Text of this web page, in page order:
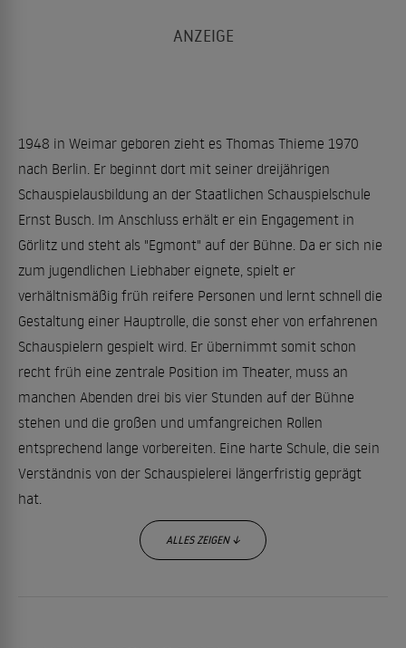
1948 in Weimar geboren zieht es Thomas Thieme 1970
nach Berlin. Er beginnt dort mit seiner dreijährigen
Schauspielausbildung an der Staatlichen Schauspielschule
Ernst Busch. Im Anschluss erhält er ein Engagement in
Görlitz und steht als "Egmont" auf der Bühne. Da er sich nie
zum jugendlichen Liebhaber eignete, spielt er
verhältnismäßig früh reifere Personen und lernt schnell die
Gestaltung einer Hauptrolle, die sonst eher von erfahrenen
Schauspielern gespielt wird. Er übernimmt somit schon
recht früh eine zentrale Position im Theater, muss an
manchen Abenden drei bis vier Stunden auf der Bühne
stehen und die großen und umfangreichen Rollen
entsprechend lange vorbereiten. Eine harte Schule, die sein
Verständnis von der Schauspielerei längerfristig geprägt
hat.
ALLES ZEIGEN ↓